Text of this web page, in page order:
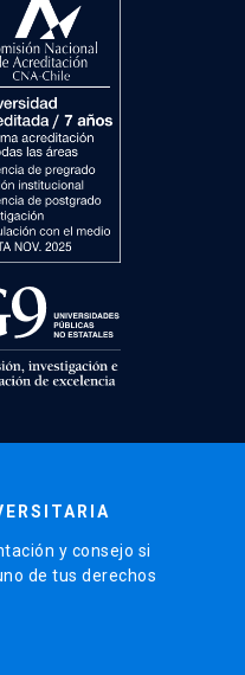
y consejo si
de tus derechos